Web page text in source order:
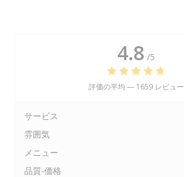
4.8 /5
評価の平均 — 1659 レビュー
サービス
雰囲気
メニュー
品質-価格